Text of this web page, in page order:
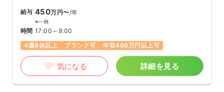
給与 450万円〜/年
※一例
時間 17:00～9:00
4週8休以上
ブランク可 年収400万円以上可
気になる 詳細を見る